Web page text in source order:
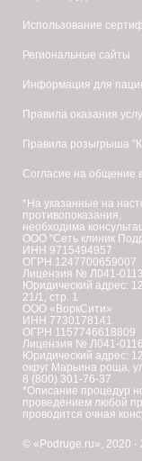
Использование
Региональные сайты
Информация для
Правила оказания
Правила розыгрыша
Согласие на общение
*На указанные на
противопоказания,
необходима
ООО "Сеть клиник
ИНН 9715494957
ОГРН 1247700659007
Лицензия № Л041-
Юридический адрес:
21/1, стр. 1
ООО «ВоркСити»
ИНН 7730178141
ОГРН 1157746618809
Лицензия № Л041-
Юридический адрес:
округ Марьина роща,
8 (800) 301-76-37
*Описание процедур
проведением любой
проводится очная
© «Podruge.ru», 2020 -